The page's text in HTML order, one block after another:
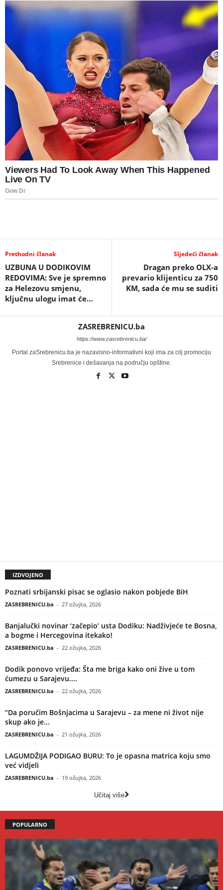
Prethodni članak
UZBUNA U DODIKOVIM
REDOVIMA: Sve je spremno
za Helezovu smjenu,
ključnu ulogu imat će…
Sljedeći članak
Dragan preko OLX-a
prevario klijenticu za 750
KM, sada će mu se suditi
ZASREBRENICU.ba
https://www.zasrebrenicu.ba/
Portal zaSrebrenicu.ba je nazavisno-informativni koji ima za cilj promociju
Srebrenice i dešavanja na području opštine.
IZDVOJENO
Poznati srbijanski pisac se oglasio nakon pobjede BiH
ZASREBRENICU.ba - 27 ožujka, 2026
Banjalučki novinar ‘začepio’ usta Dodiku: Nadživjeće te Bosna,
a bogme i Hercegovina itekako!
ZASREBRENICU.ba - 22 ožujka, 2026
Dodik ponovo vrijeđa: Šta me briga kako oni žive u tom
ćumezu u Sarajevu....
ZASREBRENICU.ba - 22 ožujka, 2026
“Da poručim Bošnjacima u Sarajevu – za mene ni život nije
skup ako je...
ZASREBRENICU.ba - 21 ožujka, 2026
LAGUMDŽIJA PODIGAO BURU: To je opasna matrica koju smo
već vidjeli
ZASREBRENICU.ba - 19 ožujka, 2026
Učitaj više
POPULARNO